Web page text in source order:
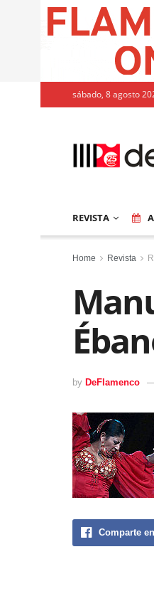
sábado, 8 agosto
REVISTA
Home Revista
by DeFlamenco
Comparte